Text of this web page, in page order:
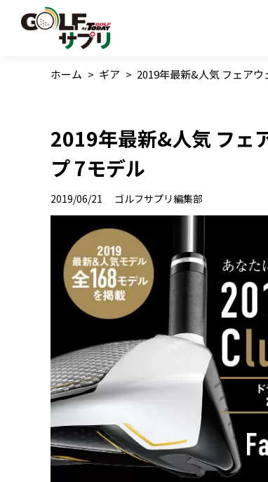
ホーム > ギア > 2019年最新&人気 フェア
2019年最新&人気 フェ
プ 7モデル
2019/06/21 ゴルフサプリ編集部